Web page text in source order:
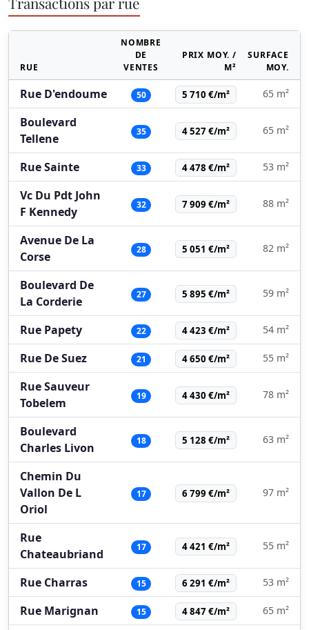
RUE
NOMBRE
DE
VENTES
PRIX MOY. /
M²
SURFACE
MOY.
Rue D'endoume 50 5 710 €/m² 65 m²
Boulevard
Tellene
35 4 527 €/m² 65 m²
Rue Sainte 33 4 478 €/m² 53 m²
Vc Du Pdt John
F Kennedy
32 7 909 €/m² 88 m²
Avenue De La
Corse
28 5 051 €/m² 82 m²
Boulevard De
La Corderie
27 5 895 €/m² 59 m²
Rue Papety 22 4 423 €/m² 54 m²
Rue De Suez 21 4 650 €/m² 55 m²
Rue Sauveur
Tobelem
19 4 430 €/m² 78 m²
Boulevard
Charles Livon
18 5 128 €/m² 63 m²
Chemin Du
Vallon De L
Oriol
17 6 799 €/m² 97 m²
Rue
Chateaubriand
17 4 421 €/m² 55 m²
Rue Charras 15 6 291 €/m² 53 m²
Rue Marignan 15 4 847 €/m² 65 m²